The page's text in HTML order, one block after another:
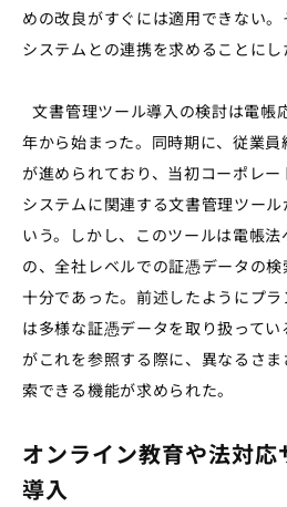
めの改良がすぐには適用できない
システムとの連携を求めることにし
文書管理ツール導入の検討は電帳
年から始まった。同時期に、従業
が進められており、当初コーポレ
システムに関連する文書管理ツー
いう。しかし、このツールは電帳
の、全社レベルでの証憑データの
十分であった。前述したようにプ
は多様な証憑データを取り扱って
がこれを参照する際に、異なるさ
索できる機能が求められた。
オンライン教育や法対
導入